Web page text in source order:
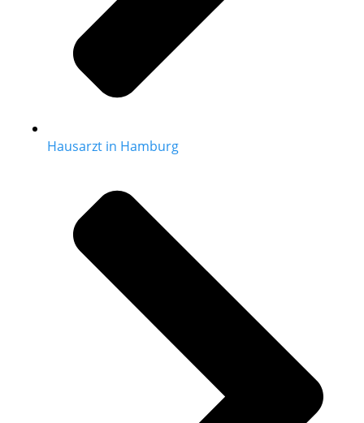
Hausarzt in Hamburg